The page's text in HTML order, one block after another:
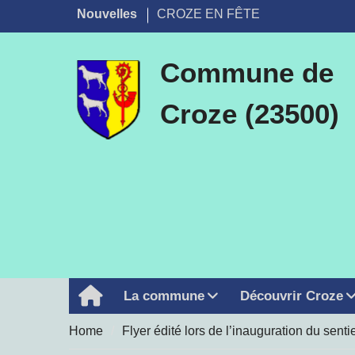
Nouvelles
CROZE EN FÊTE
Appel à la vigilance dans
Cérémonie du vendredi 8 mai 2026
Chasse aux œufs de Pâques, lundi
avril
Commune de
Croze (23500)
HomeLa commune Découvrir Croze
Home Flyer édité lors de l’inauguration du